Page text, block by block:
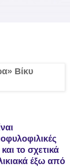
το σχετικά
έξω από